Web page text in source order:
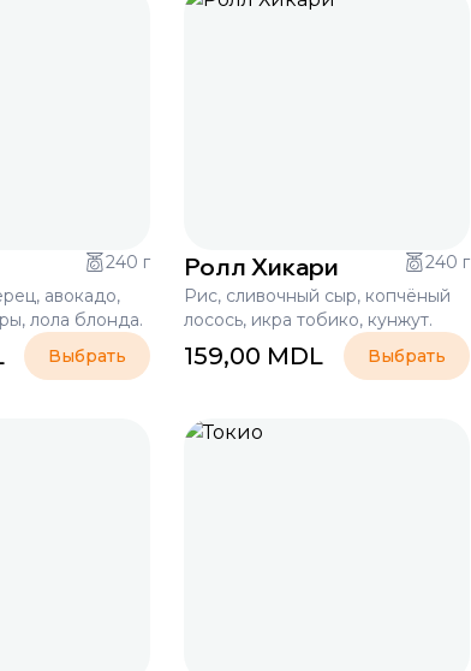
240 г
авокадо,
лола блонда.
Выбрать
Ролл Хикари
240 г
Рис, сливочный сыр, копчёный
лосось, икра тобико, кунжут.
159,00 MDL Выбрать